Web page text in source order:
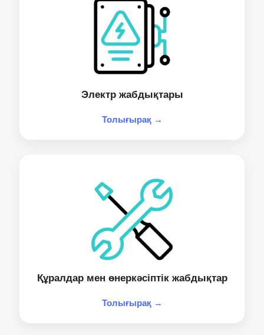
Электр жабдықтары
Толығырақ →
Құралдар мен өнеркәсіптік жабдықтар
Толығырақ →